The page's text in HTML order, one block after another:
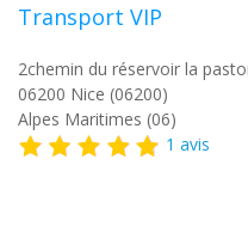
Transport VIP
2chemin du réservoir la
06200 Nice (06200)
Alpes Maritimes (06)
1 avis